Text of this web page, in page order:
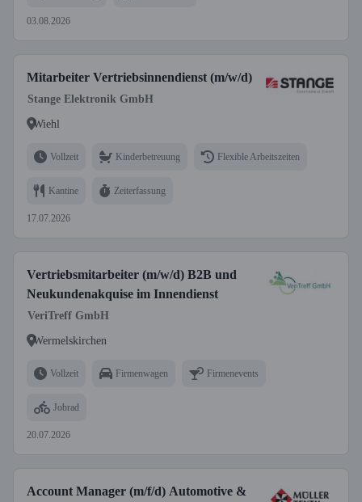
03.08.2026
Mitarbeiter Vertriebsinnendienst (m/w/d)
Stange Elektronik GmbH
Wiehl
Vollzeit Kinderbetreuung Flexible Arbeitszeiten
Kantine Zeiterfassung
17.07.2026
Vertriebsmitarbeiter (m/w/d) B2B und
Neukundenakquise im Innendienst
VeriTreff GmbH
Wermelskirchen
Vollzeit Firmenwagen Firmenevents
Jobrad
20.07.2026
Account Manager (m/f/d) Automotive &